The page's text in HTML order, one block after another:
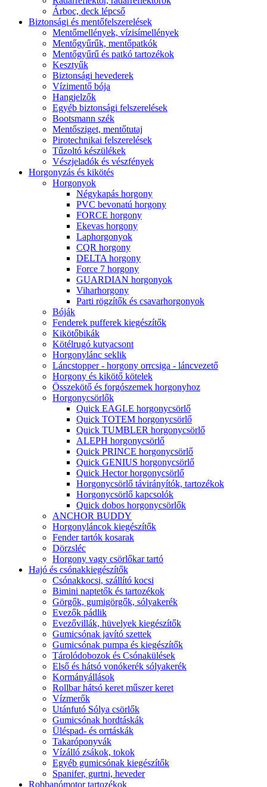
Árboc, deck lépcső
Biztonsági és mentőfelszerelések
Mentőmellények, vízisímellények
Mentőgyűrűk, mentőpatkók
Mentőgyűrű és patkó tartozékok
Kesztyűk
Biztonsági hevederek
Vízimentő bója
Hangjelzők
Egyéb biztonsági felszerelések
Bootsmann szék
Mentősziget, mentőtutaj
Pirotechnikai felszerelések
Tűzoltó készülékek
Vészjeladók és vészfények
Horgonyzás és kikötés
Horgonyok
Négykapás horgony
PVC bevonatú horgony
FORCE horgony
Ekevas horgony
Laphorgonyok
CQR horgony
DELTA horgony
Force 7 horgony
GUARDIAN horgonyok
Viharhorgony
Parti rögzítők és csavarhorgonyok
Bóják
Fenderek pufferek kiegészítők
Kikötőbikák
Kötélrugó kutyacsont
Horgonylánc seklik
Láncstopper - horgony orrcsiga - láncvezető
Horgony és kikötő kötelek
Összekötő és forgószemek horgonyhoz
Horgonycsörlők
Quick EAGLE horgonycsörlő
Quick TOTEM horgonycsörlő
Quick TUMBLER horgonycsörlő
ALEPH horgonycsörlő
Quick PRINCE horgonycsörlő
Quick GENIUS horgonycsörlő
Quick Hector horgonycsörlő
Horgonycsörlő távirányítók, tartozékok
Horgonycsörlő kapcsolók
Quick dobos horgonycsörlők
ANCHOR BUDDY
Horgonyláncok kiegészítők
Fender tartók kosarak
Dörzsléc
Horgony vagy csörlőkar tartó
Hajó és csónakkiegészítők
Csónakkocsi, szállító kocsi
Bimini naptetők és tartozékok
Görgők, gumigörgők, sólyakerék
Evezők pádlik
Evezővillák, hüvelyek kiegészítők
Gumicsónak javító szettek
Gumicsónak pumpa és kiegészítők
Tárolódobozok és Csónakülések
Első és hátsó vonókerék sólyakerék
Kormányállások
Rollbar hátsó keret műszer keret
Vízmerők
Utánfutó Sólya csörlők
Gumicsónak hordtáskák
Üléspad- és orrtáskák
Takaróponyvák
Vízálló zsákok, tokok
Egyéb gumicsónak kiegészítők
Spanifer, gurtni, heveder
Robbanómotor tartozékok